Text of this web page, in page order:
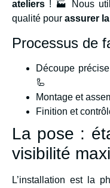
ateliers ! 🏭 Nous
qualité pour assurer
Processus de
Découpe
🦾
Montage et
Finition et
La pose :
visibilité
L’installation est la